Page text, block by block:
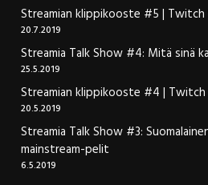
Streamian klippikooste #5 | Twitch
20.7.2019
Streamia Talk Show #4: Mitä sinä
25.5.2019
Streamian klippikooste #4 | Twitch
20.5.2019
Streamia Talk Show #3:
mainstream-pelit
6.5.2019